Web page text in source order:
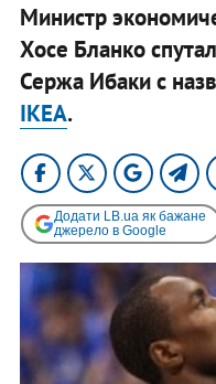
Министр
Хосе Бланко
Сержа Ибаки с
IKEA.
Додати LB.ua як бажане
джерело в Google